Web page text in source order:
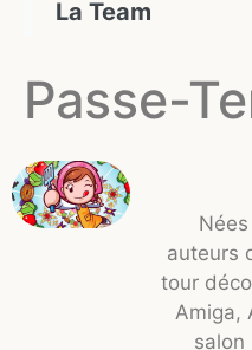
La Team
Passe-
auteurs
tour
Amiga,
salon